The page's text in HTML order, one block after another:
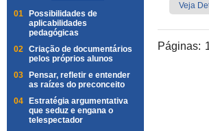
01
Possibilidades de
aplicabilidades
pedagógicas
02 Criação de documentários
pelos próprios alunos
03
Pensar, refletir e entender
as raízes do preconceito
04
Estratégia argumentativa
que seduz e engana o
telespectador
Veja
Páginas: